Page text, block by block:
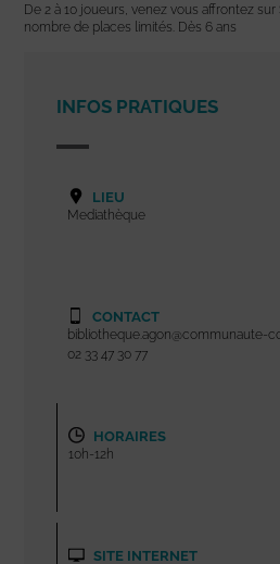
De 2 à 10 joueurs, venez vous affrontez
nombre de places limités. Dès 6 ans
INFOS PRATIQUES
LIEU
Mediathèque
CONTACT
bibliotheque.agon@communaute-
02 33 47 30 77
HORAIRES
10h-12h
SITE INTERNET